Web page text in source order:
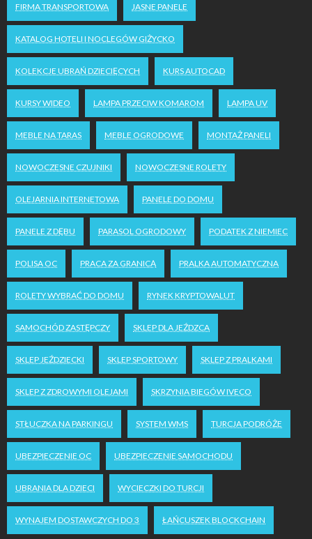
FIRMA TRANSPORTOWA JASNE PANELE
KATALOG HOTELI I NOCLEGÓW GIŻYCKO
KOLEKCJE UBRAŃ DZIECIĘCYCH KURS AUTOCAD
KURSY WIDEO LAMPA PRZECIW KOMAROM LAMPA UV
MEBLE NA TARAS MEBLE OGRODOWE MONTAŻ PANELI
NOWOCZESNE CZUJNIKI NOWOCZESNE ROLETY
OLEJARNIA INTERNETOWA PANELE DO DOMU
PANELE Z DĘBU PARASOL OGRODOWY PODATEK Z NIEMIEC
POLISA OC PRACA ZA GRANICĄ PRALKA AUTOMATYCZNA
ROLETY WYBRAĆ DO DOMU RYNEK KRYPTOWALUT
SAMOCHÓD ZASTĘPCZY SKLEP DLA JEŹDZCA
SKLEP JEŹDZIECKI SKLEP SPORTOWY SKLEP Z PRALKAMI
SKLEP Z ZDROWYMI OLEJAMI SKRZYNIA BIEGÓW IVECO
STŁUCZKA NA PARKINGU SYSTEM WMS TURCJA PODRÓŻE
UBEZPIECZENIE OC UBEZPIECZENIE SAMOCHODU
UBRANIA DLA DZIECI WYCIECZKI DO TURCJI
WYNAJEM DOSTAWCZYCH DO 3 ŁAŃCUSZEK BLOCKCHAIN